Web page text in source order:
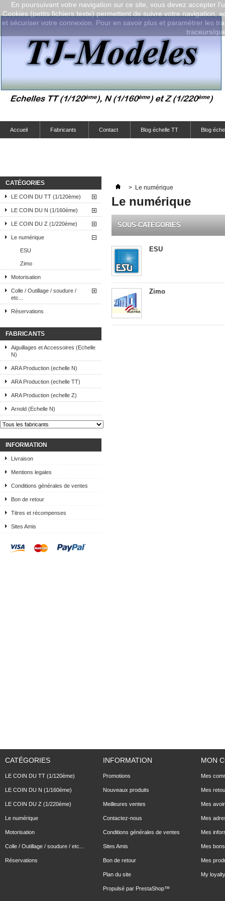
Accueil Fabricants Contact Blog échelle TT Blog
CATÉGORIES
LE COIN DU TT (1/120ème)
LE COIN DU N (1/160ème)
LE COIN DU Z (1/220ème)
Le numérique
ESU
Zimo
Motorisation
Colle / Outillage / soudure /
etc...
Réservations
FABRICANTS
Aiguillages et Accessoires (Echelle
N)
ARA Production (echelle N)
ARA Production (echelle TT)
ARA Production (echelle Z)
Arnold (Echelle N)
INFORMATION
Livraison
Mentions legales
Conditions générales de ventes
Bon de retour
Titres et récompenses
Sites Amis
> Le numérique
Le numérique
SOUS-CATÉGORIES
ESU
Zimo
CATÉGORIES
LE COIN DU TT (1/120ème)
LE COIN DU N (1/160ème)
LE COIN DU Z (1/220ème)
Le numérique
Motorisation
Colle / Outillage / soudure / etc...
Réservations
INFORMATION
Promotions
Nouveaux produits
Meilleures ventes
Contactez-nous
Conditions générales de ventes
Sites Amis
Bon de retour
Plan du site
Propulsé par PrestaShop™
MON
Mes
Mes
Mes
Mes
Mes
Mes
Mes
My
En poursuivant votre navigation sur ce site, vous devez accepter
Cookies (petits fichiers texte) permettent de suivre votre navigation,
et sécuriser votre connexion. Pour en savoir plus et paramétrer les
traceurs/